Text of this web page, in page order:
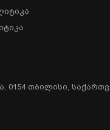
0154 Თბილისი,